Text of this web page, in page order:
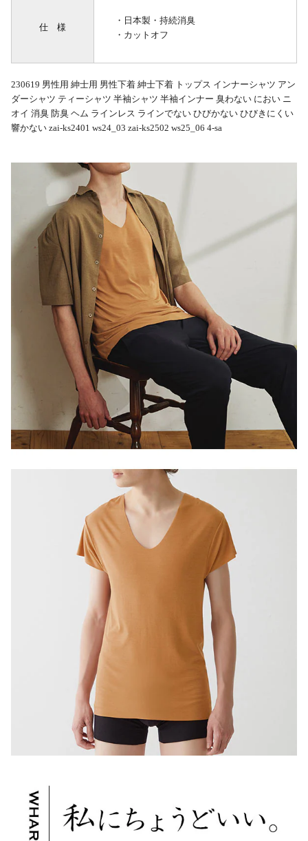
仕 様
・日本製・持続消臭
・カットオフ
230619 男性用 紳士用 男性下着 紳士下着 トップス インナーシャツ アン
ダーシャツ ティーシャツ 半袖シャツ 半袖インナー 臭わない におい ニ
オイ 消臭 防臭 ヘム ラインレス ラインでない ひびかない ひびきにくい
響かない zai-ks2401 ws24_03 zai-ks2502 ws25_06 4-sa